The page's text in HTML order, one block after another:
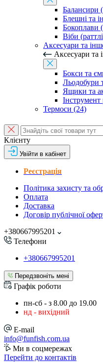
Балансири
Блешні та
Бокоплави
Віби
Аксесуари та
Аксесуари та
Бокси та
Льодобури
Ящики та
Термоси (24)
Клієнту
Увійти в кабінет
Реєстрація
Політика захисту та
Оплата
Доставка
Договір публічної
+380667995201
Телефони
+380667995201
Передзвоніть мені
Графік роботи
пн-сб - з 8.00 до 19.00
нд - вихідний
E-mail
info@funfish.com.ua
Ми в соцмережах
Перейти до контактів